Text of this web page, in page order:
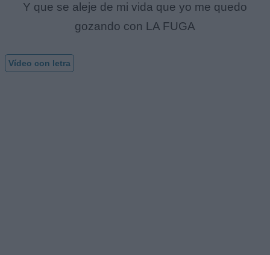
Y que se aleje de mi vida que yo me quedo
gozando con LA FUGA
Vídeo con letra